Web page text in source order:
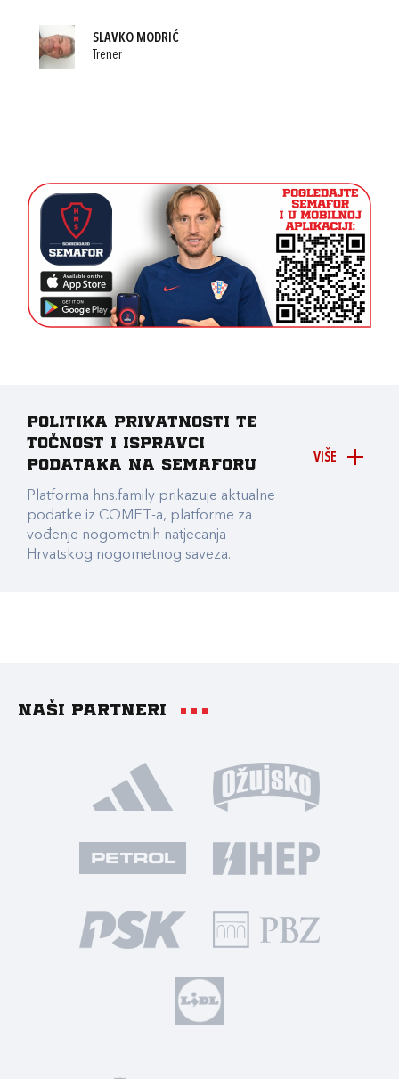
SLAVKO MODRIĆ
Trener
VIŠE
Politika privatnosti te
točnost i ispravci
podataka na Semaforu
Platforma hns.family prikazuje aktualne
podatke iz COMET-a, platforme za
vođenje nogometnih natjecanja
Hrvatskog nogometnog saveza.
Naši partneri